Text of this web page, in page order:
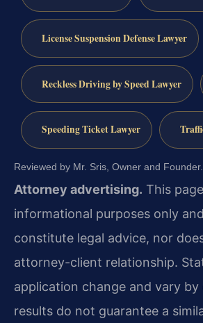
License Suspension Defense Lawyer
Reckless Driving by Speed Lawyer
Speeding Ticket Lawyer
Reviewed by Mr. Sris, Owner and Founder.
Attorney advertising. This
informational purposes only
constitute legal advice, nor
attorney-client relationship.
application change and vary by
results do not guarantee a